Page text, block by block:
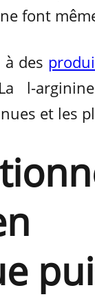
font
des
l-
et les